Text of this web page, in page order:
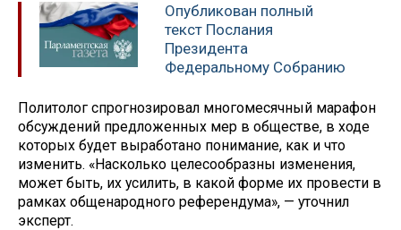
Опубликован полный
текст Послания
Президента
Федеральному Собранию
Политолог спрогнозировал многомесячный марафон
обсуждений предложенных мер в обществе, в ходе
которых будет выработано понимание, как и что
изменить. «Насколько целесообразны изменения,
может быть, их усилить, в какой форме их провести в
рамках общенародного референдума», — уточнил
эксперт.